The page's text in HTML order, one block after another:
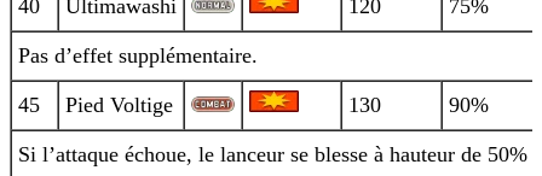
40 Ultimawashi 120 75%
Pas d’effet supplémentaire.
45 Pied Voltige 130 90%
Si l’attaque échoue, le lanceur se blesse à hauteur de 50%